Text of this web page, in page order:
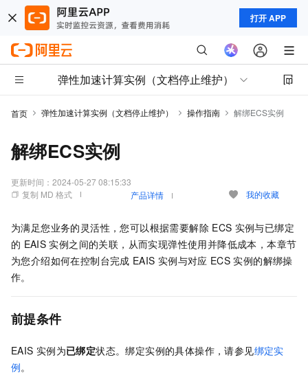
打开 APP
弹性加速计算实例（文档停止维护）
首页 弹性加速计算实例（文档停止维护） 操作指南 解绑ECS实例
解绑ECS实例
更新时间： 2024-05-27 08:15:33
复制 MD 格式
产品详情 我的收藏
为满足您业务的灵活性，您可以根据需要解除 ECS 实例与已绑定
的 EAIS 实例之间的关联，从而实现弹性使用并降低成本，本章节
为您介绍如何在控制台完成 EAIS 实例与对应 ECS 实例的解绑操
作。
前提条件
EAIS 实例为已绑定状态。绑定实例的具体操作，请参见绑定实
例。